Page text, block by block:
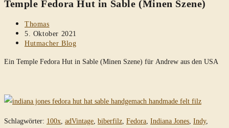
durchsuchen
Temple Fedora Hut in Sable (Minen Szene)
Beitrags-
Autor:
Thomas
Beitrag
veröffentlicht:
5. Oktober 2021
Beitrags-
Hutmacher Blog
Ein Temple Fedora Hut in Sable (Minen Szene) für Andrew aus den USA
Schlagwörter: 100x, adVintage, biberfilz, Fedora, Indiana Jones, Indy,